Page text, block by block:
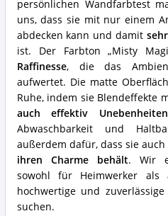
persönlichen Wandfarbtest
uns, dass sie mit nur einem
abdecken kann und damit
ist. Der Farbton „Misty
Raffinesse, die das
aufwertet. Die matte
Ruhe, indem sie Blendeffekte
auch effektiv Unebenheiten
Abwaschbarkeit und
außerdem dafür, dass sie
ihren Charme behält. Wir
sowohl für Heimwerker
hochwertige und
suchen.
Wandfarbe?